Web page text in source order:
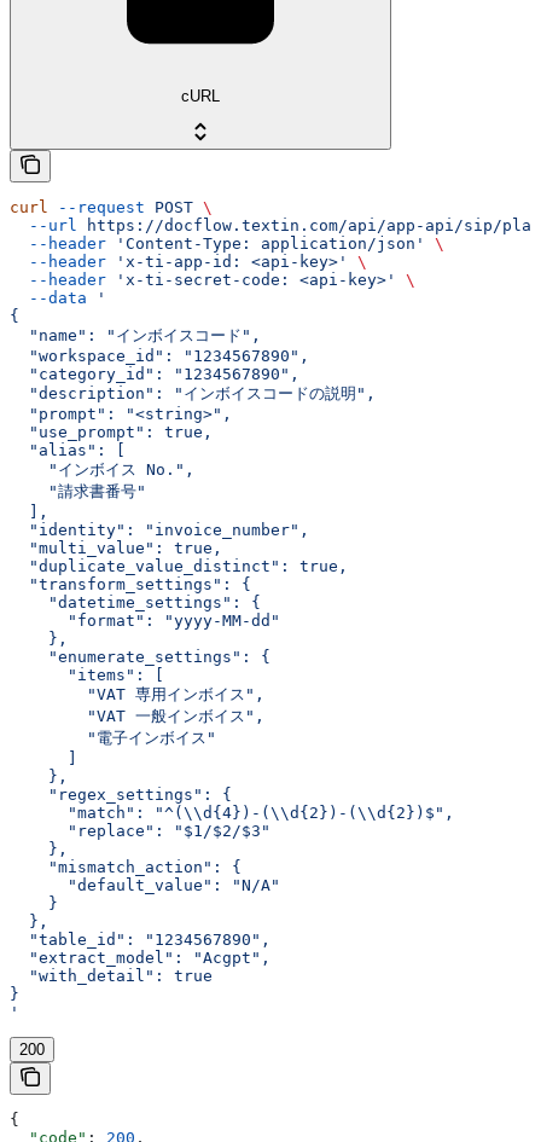
cURL
curl --request POST \
  --url
https://docflow.textin.com/api/app-api/sip/
  --header
'Content-Type: application/json'
\
  --header
'x-ti-app-id: <api-key>'
\
  --header
'x-ti-secret-code: <api-key>'
\
  --data
'
{
  "name": "インボイスコード",
  "workspace_id": "1234567890",
  "category_id": "1234567890",
  "description": "インボイスコードの説明",
  "prompt": "<string>",
  "use_prompt": true,
  "alias": [
    "インボイス No.",
    "請求書番号"
  ],
  "identity": "invoice_number",
  "multi_value": true,
  "duplicate_value_distinct": true,
  "transform_settings": {
    "datetime_settings": {
      "format": "yyyy-MM-dd"
    },
    "enumerate_settings": {
      "items": [
        "VAT 専用インボイス",
        "VAT 一般インボイス",
        "電子インボイス"
    },
    "regex_settings": {
      "match": "^(\\d{4})-(\\d{2})-(\\d{2})$",
      "replace": "$1/$2/$3"
    },
    "mismatch_action": {
      "default_value": "N/A"
    }
  },
  "table_id": "1234567890",
  "extract_model": "Acgpt",
  "with_detail": true
}
'
200
{
  "code"
: 200 ,